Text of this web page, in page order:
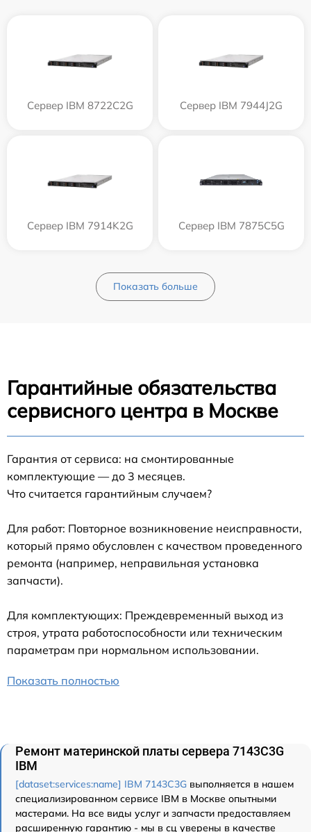
Сервер IBM 8722C2G Сервер IBM 7944J2G
Сервер IBM 7914K2G Сервер IBM 7875C5G
Показать больше
Гарантийные обязательства
сервисного центра в Москве
Гарантия от сервиса: на смонтированные
комплектующие — до 3 месяцев.
Что считается гарантийным случаем?
Для работ: Повторное возникновение неисправности,
который прямо обусловлен с качеством проведенного
ремонта (например, неправильная установка
запчасти).
Для комплектующих: Преждевременный выход из
строя, утрата работоспособности или техническим
параметрам при нормальном использовании.
Показать полностью
Ремонт материнской платы сервера 7143C3G
IBM
[dataset:services:name] IBM 7143C3G выполняется в нашем
специализированном сервисе IBM в Москве опытными
мастерами. На все виды услуг и запчасти предоставляем
расширенную гарантию - мы в сц уверены в качестве